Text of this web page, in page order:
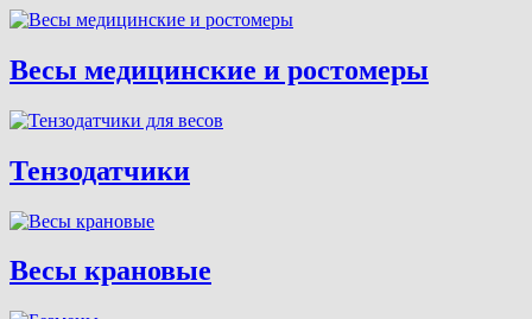
Весы медицинские и ростомеры
Тензодатчики
Весы крановые